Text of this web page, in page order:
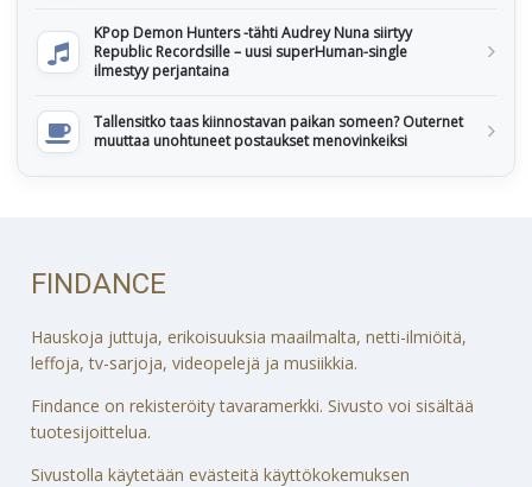
KPop Demon Hunters -tähti Audrey Nuna siirtyy
Republic Recordsille – uusi superHuman-single
ilmestyy perjantaina
Tallensitko taas kiinnostavan paikan someen? Outernet
muuttaa unohtuneet postaukset menovinkeiksi
FINDANCE
Hauskoja juttuja, erikoisuuksia maailmalta, netti-ilmiöitä,
leffoja, tv-sarjoja, videopelejä ja musiikkia.
Findance on rekisteröity tavaramerkki. Sivusto voi sisältää
tuotesijoittelua.
Sivustolla käytetään evästeitä käyttökokemuksen